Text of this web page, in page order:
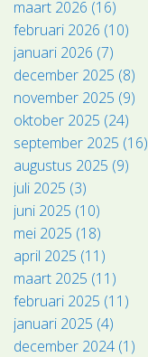
maart 2026 (16)
februari 2026 (10)
januari 2026 (7)
december 2025 (8)
november 2025 (9)
oktober 2025 (24)
september 2025 (16)
augustus 2025 (9)
juli 2025 (3)
juni 2025 (10)
mei 2025 (18)
april 2025 (11)
maart 2025 (11)
februari 2025 (11)
januari 2025 (4)
december 2024 (1)